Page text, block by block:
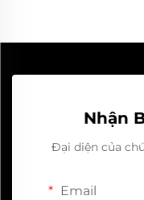
Nhận
Đại diện của
Email